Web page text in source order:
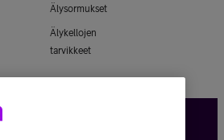
Älysormukset
Älykellojen
tarvikkeet